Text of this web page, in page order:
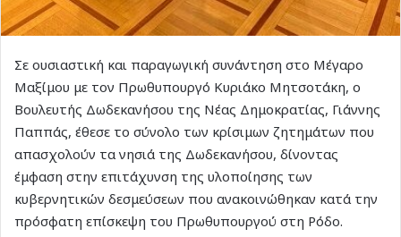
Σε ουσιαστική και παραγωγική συνάντηση στο Μέγαρο
Μαξίμου με τον Πρωθυπουργό Κυριάκο Μητσοτάκη, ο
Βουλευτής Δωδεκανήσου της Νέας Δημοκρατίας, Γιάννης
Παππάς, έθεσε το σύνολο των κρίσιμων ζητημάτων που
απασχολούν τα νησιά της Δωδεκανήσου, δίνοντας
έμφαση στην επιτάχυνση της υλοποίησης των
κυβερνητικών δεσμεύσεων που ανακοινώθηκαν κατά την
πρόσφατη επίσκεψη του Πρωθυπουργού στη Ρόδο.